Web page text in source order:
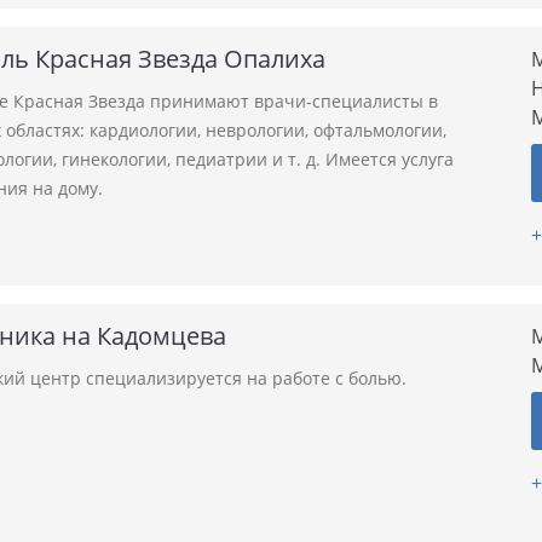
Красная Звезда Опалиха
Красная Звезда принимают врачи-специалисты в
кардиологии, неврологии, офтальмологии,
гинекологии, педиатрии и т. д. Имеется услуга
на дому.
на Кадомцева
центр специализируется на работе с болью.